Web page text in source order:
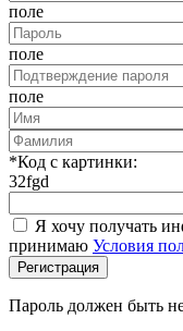
поле
поле
поле
*Код с картинки:
32fgd
Я хочу получать
принимаю Условия
Регистрация
Пароль должен быть